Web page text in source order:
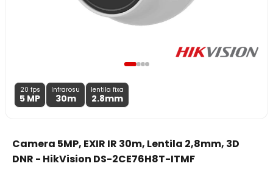
20 fps
5 MP
Infrarosu
30m
lentila fixa
2.8mm
Camera 5MP, EXIR IR 30m, Lentila 2,8mm, 3D
DNR - HikVision DS-2CE76H8T-ITMF